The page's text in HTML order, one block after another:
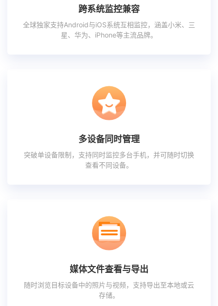
跨系统监控兼容
全球独家支持Android与iOS系统互相监控，涵盖小米、三
星、华为、iPhone等主流品牌。
多设备同时管理
突破单设备限制，支持同时监控多台手机，并可随时切换
查看不同设备。
媒体文件查看与导出
随时浏览目标设备中的照片与视频，支持导出至本地或云
存储。